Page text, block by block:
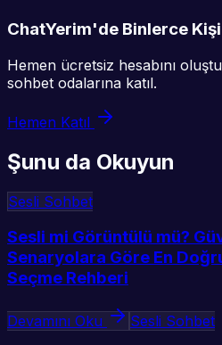
ChatYerim'de Binlerce
Hemen ücretsiz hesabını
sohbet odalarına katıl.
Hemen Katıl
Şunu da Okuyun
Sesli Sohbet
Sesli mi Görüntülü mü?
Senaryolara Göre En
Seçme Rehberi
Devamını Oku Sesli Sohbet